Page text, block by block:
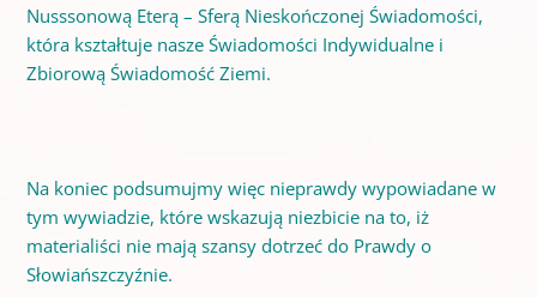
Nusssonową Eterą – Sferą Nieskończonej Świadomości,
która kształtuje nasze Świadomości Indywidualne i
Zbiorową Świadomość Ziemi.
Na koniec podsumujmy więc nieprawdy wypowiadane w
tym wywiadzie, które wskazują niezbicie na to, iż
materialiści nie mają szansy dotrzeć do Prawdy o
Słowiańszczyźnie.